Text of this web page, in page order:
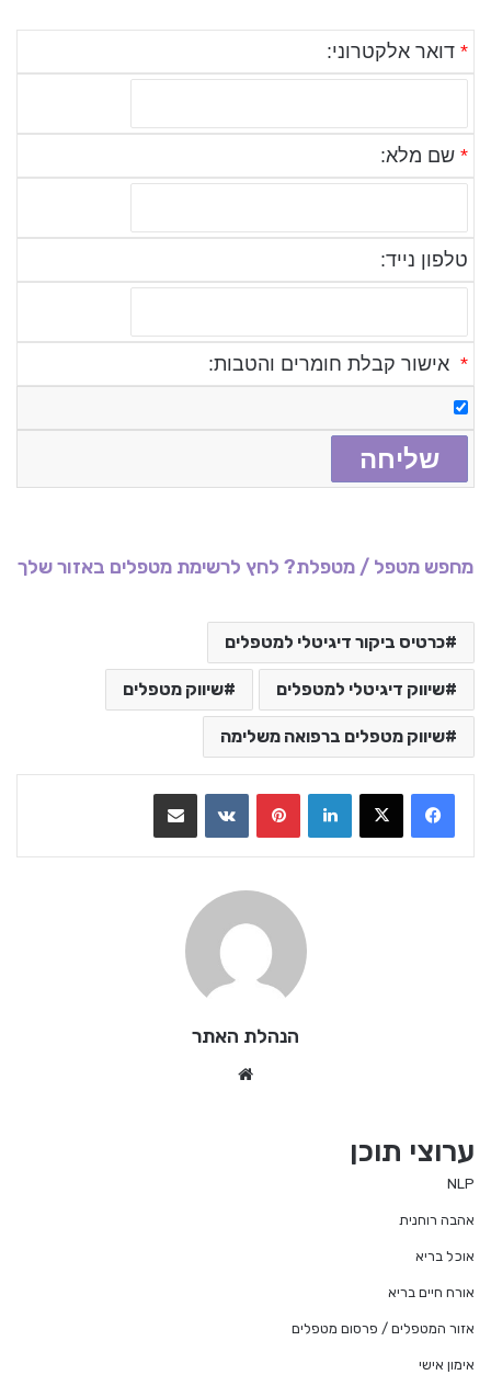
*דואר אלקטרוני:
*שם מלא:
טלפון נייד:
*אישור קבלת חומרים והטבות:
מחפש מטפל / מטפלת? לחץ לרשימת מטפלים באזור שלך
כרטיס ביקור דיגיטלי למטפלים
שיווק דיגיטלי למטפלים שיווק מטפלים
שיווק מטפלים ברפואה משלימה
LinkedIn
Pinterest
VKontakteשתף בדואר אלקטרוני
הנהלת האתר
ערוצי תוכן
NLP
אהבה רוחנית
אוכל בריא
אורח חיים בריא
אזור המטפלים / פרסום מטפלים
אימון אישי